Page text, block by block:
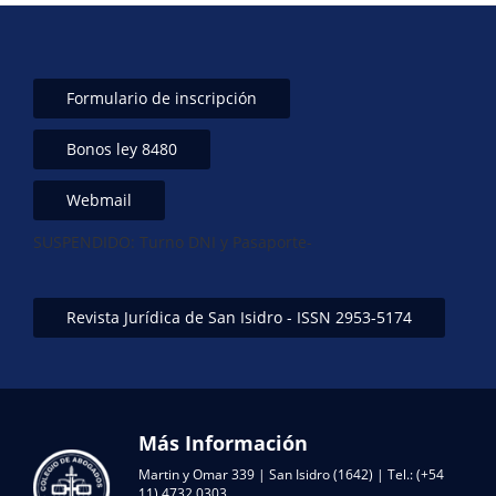
Formulario de inscripción
Bonos ley 8480
Webmail
SUSPENDIDO: Turno DNI y Pasaporte-
Revista Jurídica de San Isidro - ISSN 2953-5174
Más Información
Martin y Omar 339 | San Isidro (1642) | Tel.: (+54